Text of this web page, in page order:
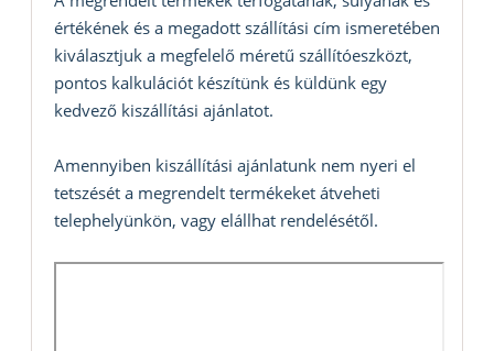
értékének és a megadott szállítási cím ismeretében
kiválasztjuk a megfelelő méretű szállítóeszközt,
pontos kalkulációt készítünk és küldünk egy
kedvező kiszállítási ajánlatot.
Amennyiben kiszállítási ajánlatunk nem nyeri el
tetszését a megrendelt termékeket átveheti
telephelyünkön, vagy elállhat rendelésétől.